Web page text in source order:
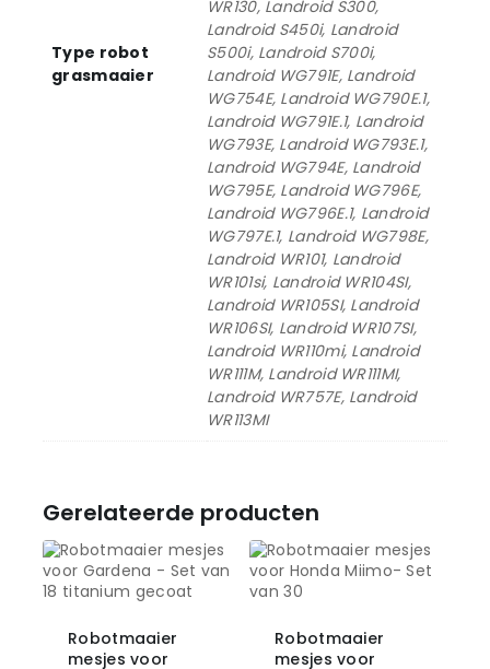
Type robot
grasmaaier
WR130, Landroid S300,
Landroid S450i, Landroid
S500i, Landroid S700i,
Landroid WG791E, Landroid
WG754E, Landroid WG790E.1,
Landroid WG791E.1, Landroid
WG793E, Landroid WG793E.1,
Landroid WG794E, Landroid
WG795E, Landroid WG796E,
Landroid WG796E.1, Landroid
WG797E.1, Landroid WG798E,
Landroid WR101, Landroid
WR101si, Landroid WR104SI,
Landroid WR105SI, Landroid
WR106SI, Landroid WR107SI,
Landroid WR110mi, Landroid
WR111M, Landroid WR111MI,
Landroid WR757E, Landroid
WR113MI
Gerelateerde producten
Robotmaaier
mesjes voor
Robotmaaier
mesjes voor